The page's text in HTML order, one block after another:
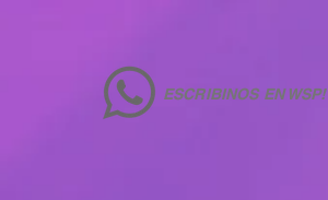
ESCRIBINOS EN WSP!